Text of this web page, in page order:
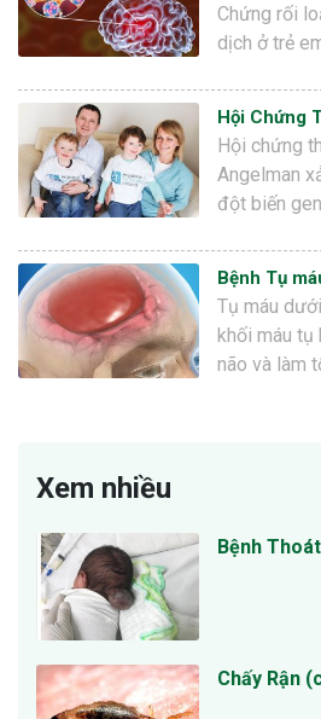
Chứng rối
dịch ở trẻ
Hội Chứng
Hội chứng
Angelman
đột biến
Bệnh Tụ
Tụ máu
khối máu tụ
não và làm
Xem nhiều
Bệnh
Chấy Rận